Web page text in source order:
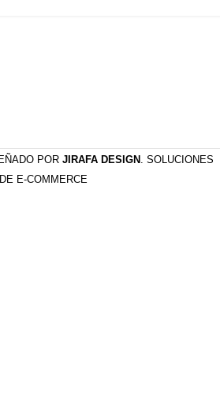
POR JIRAFA DESIGN . SOLUCIONES
DE E-COMMERCE